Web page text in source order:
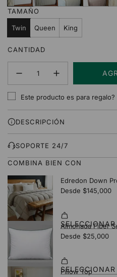
a
n
c
o
i
e
a
i
TAMAÑO
Twin Queen King
CANTIDAD
Este producto es para regalo?
DESCRIPCIÓN
SOPORTE 24/7
COMBINA BIEN CON